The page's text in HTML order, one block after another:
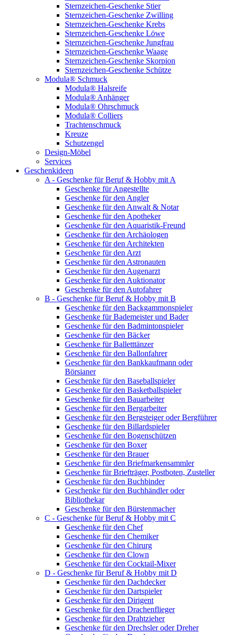
Sternzeichen-Geschenke Stier
Sternzeichen-Geschenke Zwilling
Sternzeichen-Geschenke Krebs
Sternzeichen-Geschenke Löwe
Sternzeichen-Geschenke Jungfrau
Sternzeichen-Geschenke Waage
Sternzeichen-Geschenke Skorpion
Sternzeichen-Geschenke Schütze
Modula® Schmuck
Modula® Halsreife
Modula® Anhänger
Modula® Ohrschmuck
Modula® Colliers
Trachtenschmuck
Kreuze
Schutzengel
Design-Möbel
Services
Geschenkideen
A - Geschenke für Beruf & Hobby mit A
Geschenke für Angestellte
Geschenke für den Angler
Geschenke für den Anwalt & Notar
Geschenke für den Apotheker
Geschenke für den Aquaristik-Freund
Geschenke für den Archäologen
Geschenke für den Architekten
Geschenke für den Arzt
Geschenke für den Astronauten
Geschenke für den Augenarzt
Geschenke für den Auktionator
Geschenke für den Autofahrer
B - Geschenke für Beruf & Hobby mit B
Geschenke für den Backgammonspieler
Geschenke für Bademeister und Bader
Geschenke für den Badmintonspieler
Geschenke für den Bäcker
Geschenke für Balletttänzer
Geschenke für den Ballonfahrer
Geschenke für den Bankkaufmann oder
Börsianer
Geschenke für den Baseballspieler
Geschenke für den Basketballspieler
Geschenke für den Bauarbeiter
Geschenke für den Bergarbeiter
Geschenke für den Bergsteiger oder Bergführer
Geschenke für den Billardspieler
Geschenke für den Bogenschützen
Geschenke für den Boxer
Geschenke für den Brauer
Geschenke für den Briefmarkensammler
Geschenke für Briefträger, Postboten, Zusteller
Geschenke für den Buchbinder
Geschenke für den Buchhändler oder
Bibliothekar
Geschenke für den Bürstenmacher
C - Geschenke für Beruf & Hobby mit C
Geschenke für den Chef
Geschenke für den Chemiker
Geschenke für den Chirurg
Geschenke für den Clown
Geschenke für den Cocktail-Mixer
D - Geschenke für Beruf & Hobby mit D
Geschenke für den Dachdecker
Geschenke für den Dartspieler
Geschenke für den Dirigent
Geschenke für den Drachenflieger
Geschenke für den Drahtzieher
Geschenke für den Drechsler oder Dreher